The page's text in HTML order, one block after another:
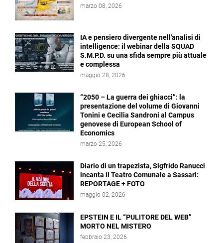
marzo 08, 2026
IA e pensiero divergente nell'analisi di
intelligence: il webinar della SQUAD
S.M.P.D. su una sfida sempre più attuale
e complessa
maggio 28, 2026
“2050 – La guerra dei ghiacci”: la
presentazione del volume di Giovanni
Tonini e Cecilia Sandroni al Campus
genovese di European School of
Economics
marzo 25, 2026
Diario di un trapezista, Sigfrido Ranucci
incanta il Teatro Comunale a Sassari:
REPORTAGE + FOTO
maggio 02, 2026
EPSTEIN E IL “PULITORE DEL WEB”
MORTO NEL MISTERO
febbraio 23, 2026